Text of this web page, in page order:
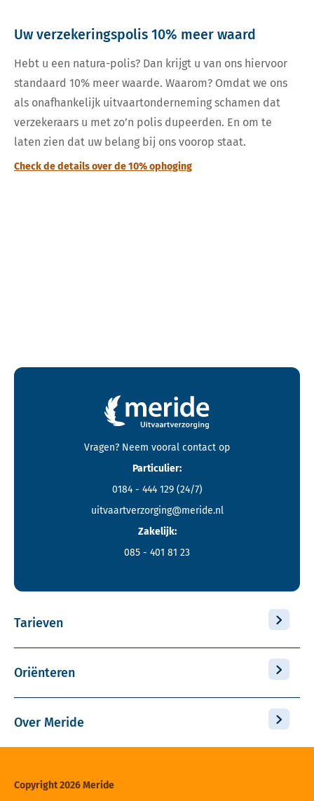
Uw verzekeringspolis 10% meer waard
Hebt u een natura-polis? Dan krijgt u van ons hiervoor
standaard 10% meer waarde. Waarom? Omdat we ons
als onafhankelijk uitvaartonderneming schamen dat
verzekeraars u met zo’n polis dupeerden. En om te
laten zien dat uw belang bij ons voorop staat.
Check de details over de 10% ophoging
Contactgegevens en footer menu van Meride
Vragen? Neem vooral contact op
Particulier:
0184 - 444 129 (24/7)
uitvaartverzorging@meride.nl
Zakelijk:
085 - 401 81 23
Tarieven
Oriënteren
Over Meride
Copyright 2026 Meride